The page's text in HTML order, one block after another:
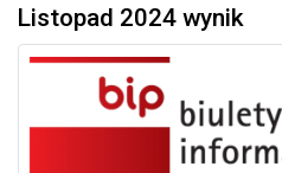
Listopad 2024 wynik